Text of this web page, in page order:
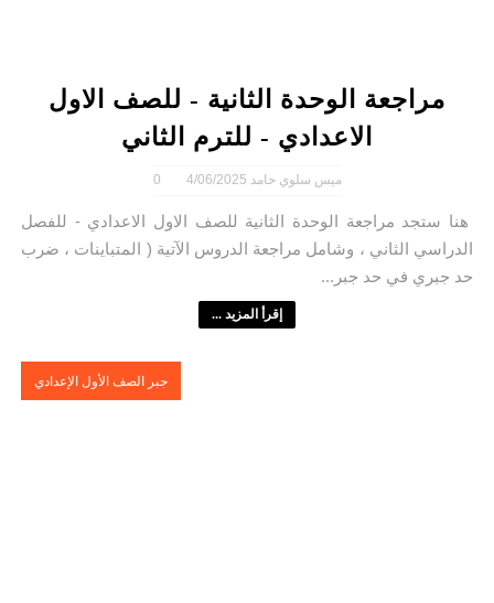
مراجعة الوحدة الثانية - للصف الاول
الاعدادي - للترم الثاني
ميس سلوي حامد 4/06/2025
0
هنا ستجد مراجعة الوحدة الثانية للصف الاول الاعدادي - للفصل
الدراسي الثاني ، وشامل مراجعة الدروس الآتية ( المتباينات ، ضرب
حد جبري في حد جبر...
إقرأ المزيد ...
جبر الصف الأول الإعدادي